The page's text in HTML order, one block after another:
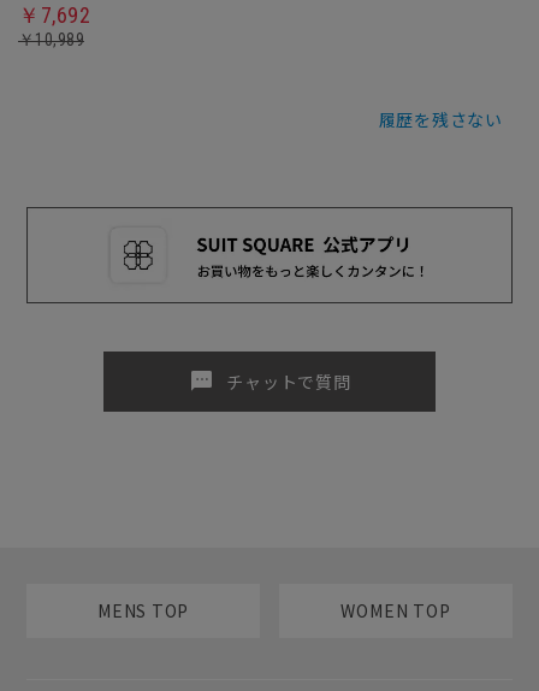
￥7,692
￥10,989
履歴を残さない
sms チャットで質問
MENS TOP WOMEN TOP